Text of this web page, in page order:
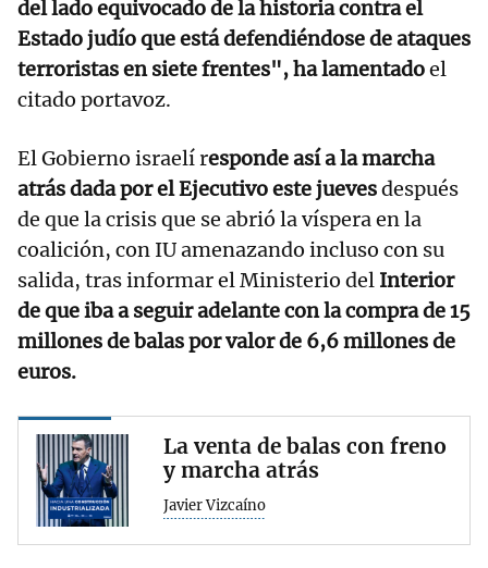
del lado equivocado de la historia contra el
Estado judío que está defendiéndose de ataques
terroristas en siete frentes", ha lamentadoel
citado portavoz.
El Gobierno israelí responde así a la marcha
atrás dada por el Ejecutivo este juevesdespués
de que la crisis que se abrió la víspera en la
coalición, con IU amenazando incluso con su
salida, tras informar el Ministerio del Interior
de que iba a seguir adelante con la compra de 15
millones de balas por valor de 6,6 millones de
euros.
La venta de balas con freno
y marcha atrás
Javier Vizcaíno